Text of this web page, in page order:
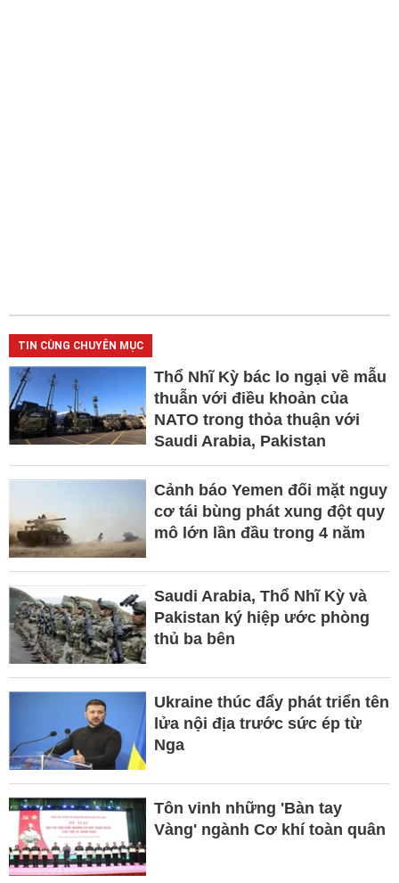
TIN CÙNG CHUYÊN MỤC
Thổ Nhĩ Kỳ bác lo ngại về mẫu
thuẫn với điều khoản của
NATO trong thỏa thuận với
Saudi Arabia, Pakistan
Cảnh báo Yemen đối mặt nguy
cơ tái bùng phát xung đột quy
mô lớn lần đầu trong 4 năm
Saudi Arabia, Thổ Nhĩ Kỳ và
Pakistan ký hiệp ước phòng
thủ ba bên
Ukraine thúc đẩy phát triển tên
lửa nội địa trước sức ép từ
Nga
Tôn vinh những 'Bàn tay
Vàng' ngành Cơ khí toàn quân